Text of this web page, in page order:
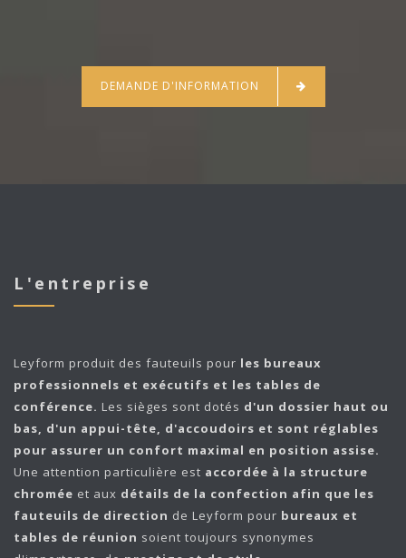
DEMANDE D'INFORMATION
L'entreprise
Leyform produit des fauteuils pour les bureaux
professionnels et exécutifs et les tables de
conférence. Les sièges sont dotés d'un dossier haut ou
bas, d'un appui-tête, d'accoudoirs et sont réglables
pour assurer un confort maximal en position assise.
Une attention particulière est accordée à la structure
chromée et aux détails de la confection afin que les
fauteuils de direction de Leyform pour bureaux et
tables de réunion soient toujours synonymes